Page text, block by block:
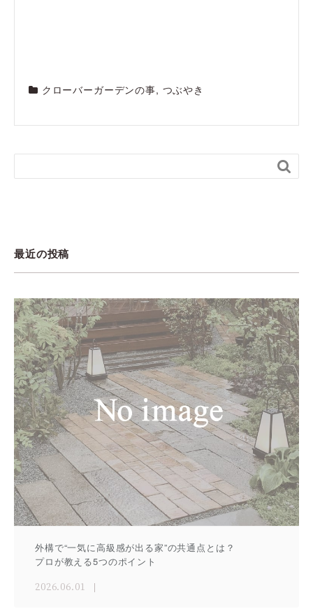
クローバーガーデンの事, つぶやき

最近の投稿
外構で“一気に高級感が出る家”の共通点とは？
プロが教える5つのポイント
2026.06.01